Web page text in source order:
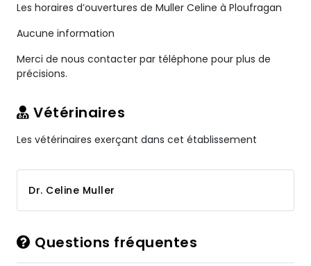
Les horaires d’ouvertures de Muller Celine à Ploufragan
Aucune information
Merci de nous contacter par téléphone pour plus de
précisions.
Vétérinaires
Les vétérinaires exerçant dans cet établissement
Dr. Celine Muller
Questions fréquentes